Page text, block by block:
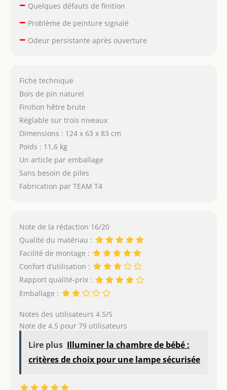
– Quelques défauts de finition
– Problème de peinture signalé
– Odeur persistante après ouverture
Fiche technique
Bois de pin naturel
Finition hêtre brute
Réglable sur trois niveaux
Dimensions : 124 x 63 x 83 cm
Poids : 11,6 kg
Un article par emballage
Sans besoin de piles
Fabrication par TEAM T4
Note de la rédaction 16/20
Qualité du matériau :
Facilité de montage :
Confort d’utilisation :
Rapport qualité-prix :
Emballage :
Notes des utilisateurs 4.5/5
Note de 4.5 pour 79 utilisateurs
Lire plus Illuminer la chambre de bébé :
critères de choix pour une lampe sécurisée